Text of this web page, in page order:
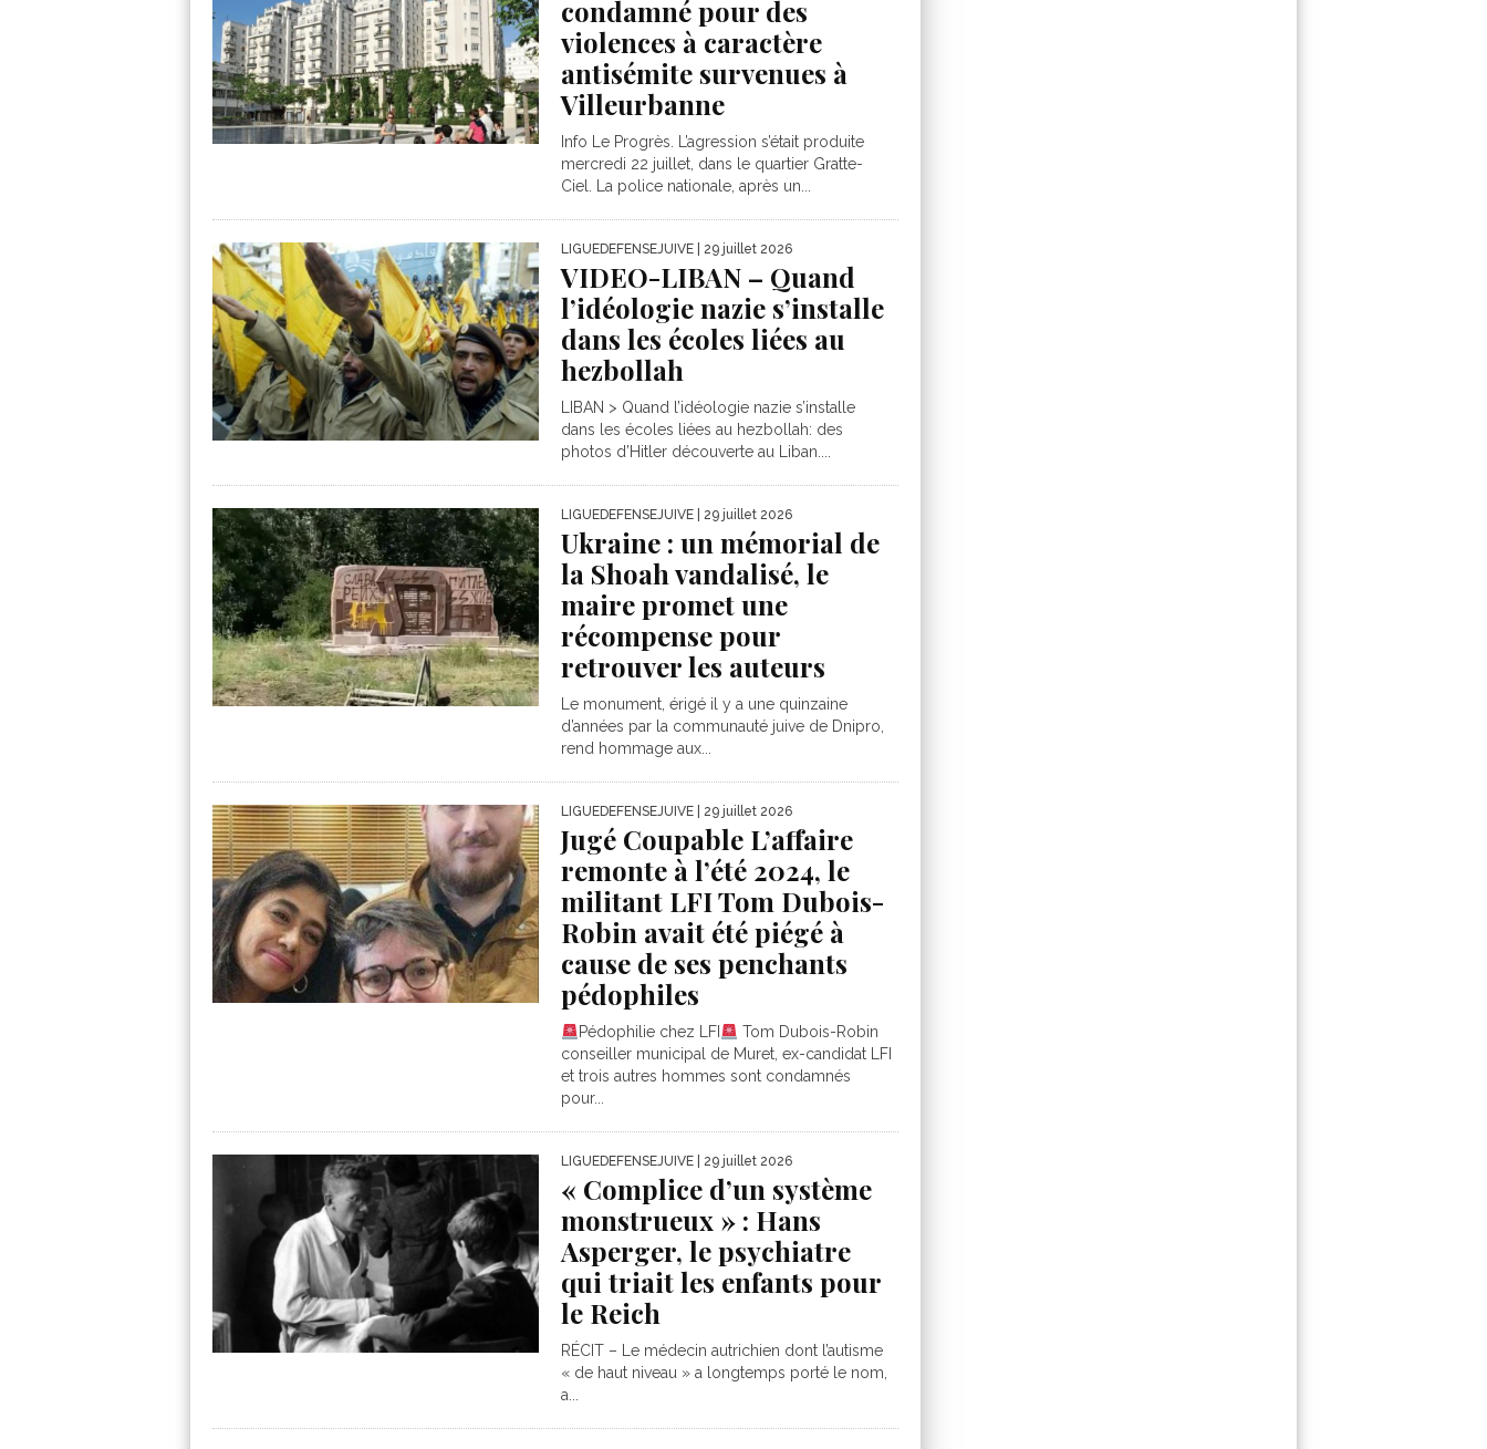
condamné pour des
violences à caractère
antisémite survenues à
Villeurbanne
Info Le Progrès. L’agression s’était produite
mercredi 22 juillet, dans le quartier Gratte-
Ciel. La police nationale, après un...
LIGUEDEFENSEJUIVE | 29 juillet 2026
VIDEO-LIBAN – Quand
l’idéologie nazie s’installe
dans les écoles liées au
hezbollah
LIBAN > Quand l’idéologie nazie s’installe
dans les écoles liées au hezbollah: des
photos d’Hitler découverte au Liban....
LIGUEDEFENSEJUIVE | 29 juillet 2026
Ukraine : un mémorial de
la Shoah vandalisé, le
maire promet une
récompense pour
retrouver les auteurs
Le monument, érigé il y a une quinzaine
d’années par la communauté juive de Dnipro,
rend hommage aux...
LIGUEDEFENSEJUIVE | 29 juillet 2026
Jugé Coupable L’affaire
remonte à l’été 2024, le
militant LFI Tom Dubois-
Robin avait été piégé à
cause de ses penchants
pédophiles
Pédophilie chez LFI
Tom Dubois-Robin
conseiller municipal de Muret, ex-candidat LFI
et trois autres hommes sont condamnés
pour...
LIGUEDEFENSEJUIVE | 29 juillet 2026
« Complice d’un système
monstrueux » : Hans
Asperger, le psychiatre
qui triait les enfants pour
le Reich
RÉCIT – Le médecin autrichien dont l’autisme
« de haut niveau » a longtemps porté le nom,
a...